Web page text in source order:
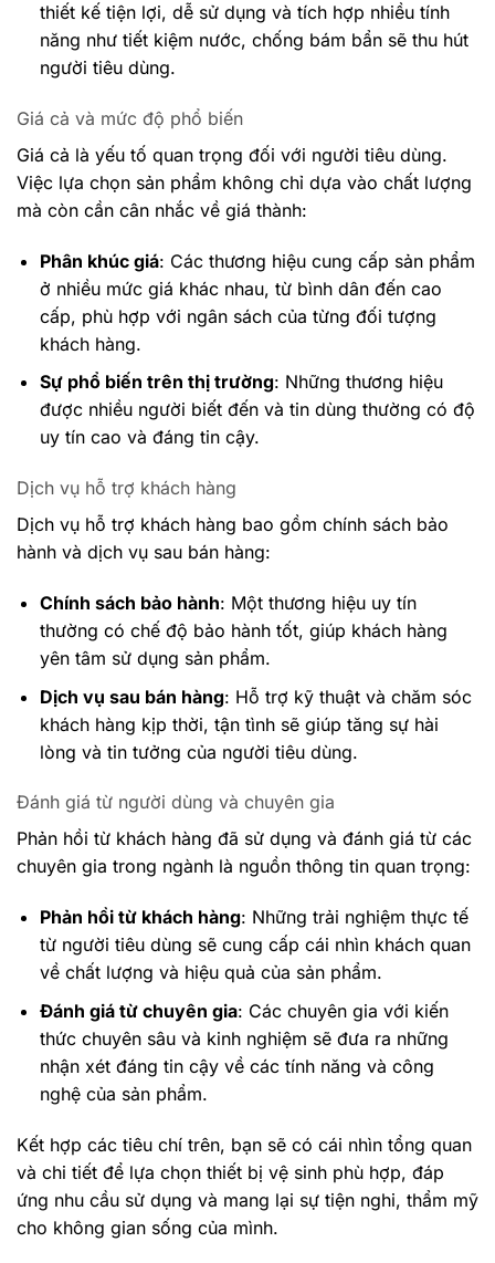
thiết kế tiện lợi, dễ sử dụng và tích hợp nhiều tính
năng như tiết kiệm nước, chống bám bẩn sẽ thu hút
người tiêu dùng.
Giá cả và mức độ phổ biến
Giá cả là yếu tố quan trọng đối với người tiêu dùng.
Việc lựa chọn sản phẩm không chỉ dựa vào chất lượng
mà còn cần cân nhắc về giá thành:
Phân khúc giá: Các thương hiệu cung cấp sản phẩm
ở nhiều mức giá khác nhau, từ bình dân đến cao
cấp, phù hợp với ngân sách của từng đối tượng
khách hàng.
Sự phổ biến trên thị trường: Những thương hiệu
được nhiều người biết đến và tin dùng thường có độ
uy tín cao và đáng tin cậy.
Dịch vụ hỗ trợ khách hàng
Dịch vụ hỗ trợ khách hàng bao gồm chính sách bảo
hành và dịch vụ sau bán hàng:
Chính sách bảo hành: Một thương hiệu uy tín
thường có chế độ bảo hành tốt, giúp khách hàng
yên tâm sử dụng sản phẩm.
Dịch vụ sau bán hàng: Hỗ trợ kỹ thuật và chăm sóc
khách hàng kịp thời, tận tình sẽ giúp tăng sự hài
lòng và tin tưởng của người tiêu dùng.
Đánh giá từ người dùng và chuyên gia
Phản hồi từ khách hàng đã sử dụng và đánh giá từ các
chuyên gia trong ngành là nguồn thông tin quan trọng:
Phản hồi từ khách hàng: Những trải nghiệm thực tế
từ người tiêu dùng sẽ cung cấp cái nhìn khách quan
về chất lượng và hiệu quả của sản phẩm.
Đánh giá từ chuyên gia: Các chuyên gia với kiến
thức chuyên sâu và kinh nghiệm sẽ đưa ra những
nhận xét đáng tin cậy về các tính năng và công
nghệ của sản phẩm.
Kết hợp các tiêu chí trên, bạn sẽ có cái nhìn tổng quan
và chi tiết để lựa chọn thiết bị vệ sinh phù hợp, đáp
ứng nhu cầu sử dụng và mang lại sự tiện nghi, thẩm mỹ
cho không gian sống của mình.